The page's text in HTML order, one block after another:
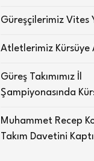
Güreşçilerimiz Vites
Atletlerimiz Kürsüye
Güreş Takımımız İl
Şampiyonasında
Muhammet Recep
Takım Davetini Kaptı